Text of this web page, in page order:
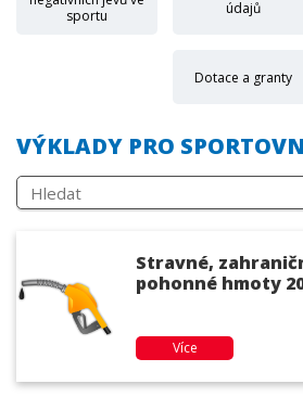
sportu
údajů
Dotace a granty
VÝKLADY PRO
Stravné,
pohonné hmoty
Více